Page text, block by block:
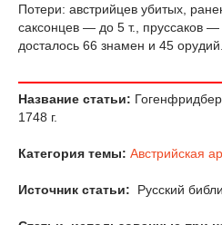
Потери: австрийцев убитых,
саксонцев — до 5 т., пруссаков
досталось 66 знамен и 45 орудий.
Название статьи:
1748 г.
Категория темы: Австрийская
Источник статьи: Русский